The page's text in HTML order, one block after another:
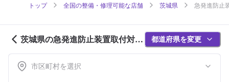
トップ 全国の整備・修理可能な店舗 茨城県 急発進防止
茨城県の急発進防止装置取付対応
店舗紹介 (1ページ目)
都道府県を変更
市区町村を選択